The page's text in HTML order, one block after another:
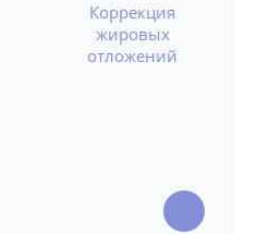
Коррекция
жировых
отложений